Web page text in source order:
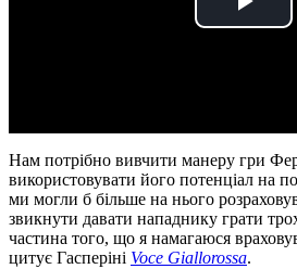
Play
Нам потрібно вивчити манеру гри
використовувати його потенціал на
ми могли б більше на нього
звикнути давати нападнику грати
частина того, що я намагаюся
цитує Гасперіні Voce Giallorossa.